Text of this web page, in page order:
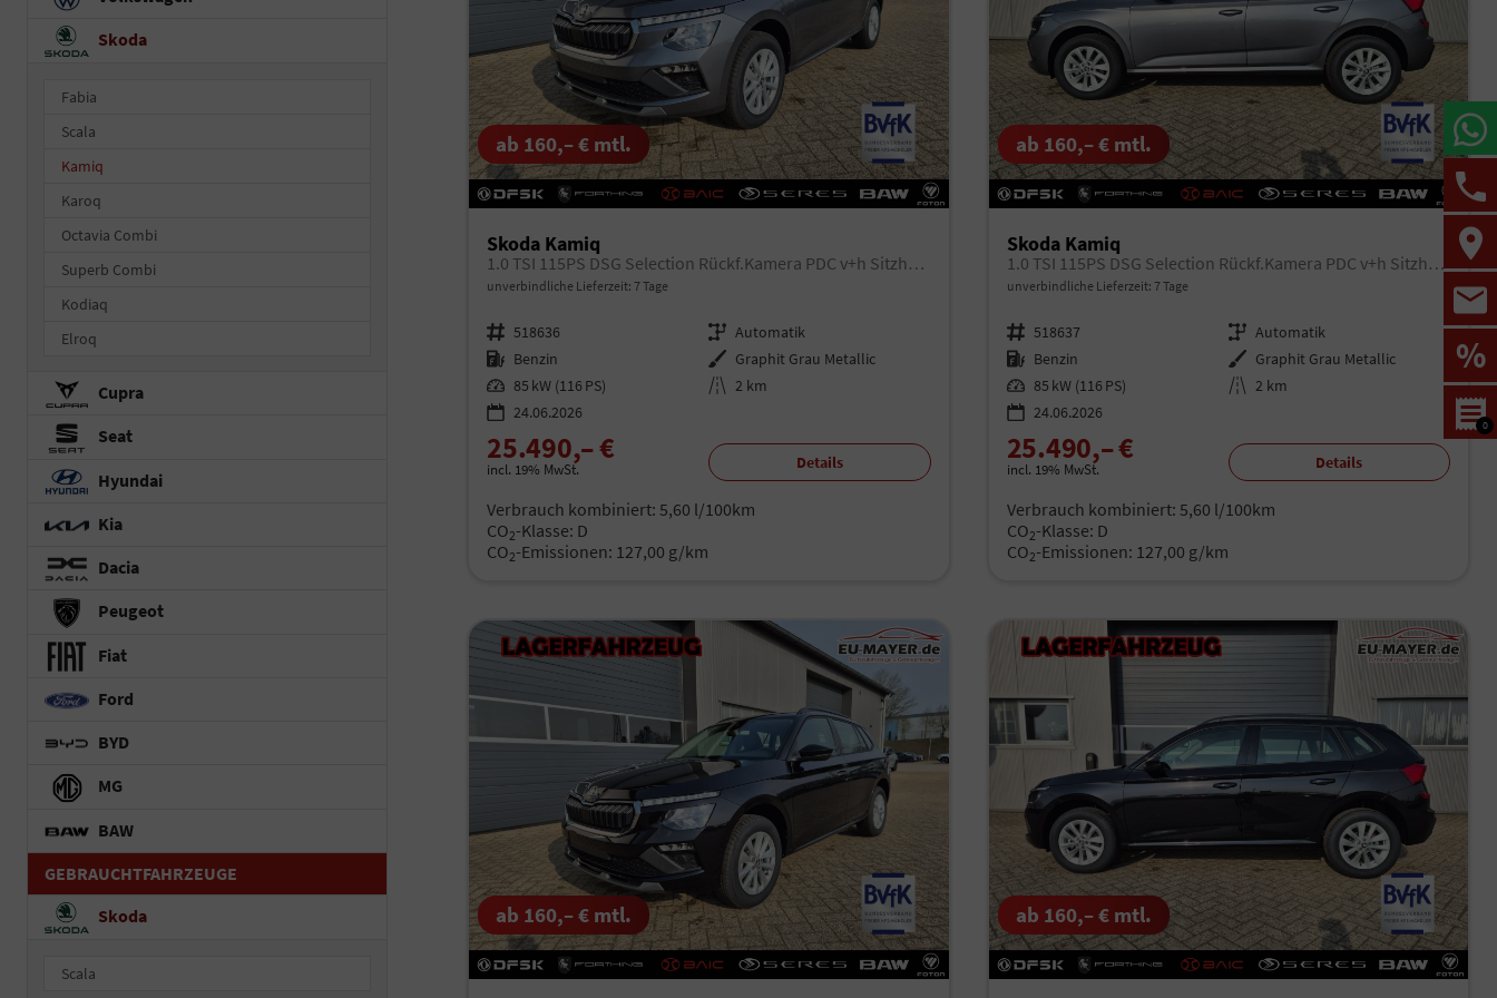
ab 160,– € mtl.
Skoda Kamiq
1.0 TSI 115PS DSG Selection Rückf.Kamera PDC v+h Sitzheizung Klimaautomatik Skoda-Radio Apple CarPlay + Android Auto Tempomat Garantieverlängerung 16"LM
unverbindliche Lieferzeit:7 Tage
Fahrzeugnr. 518636 Getriebe Automatik
Kraftstoff Benzin Außenfarbe Graphit Grau Metallic
Leistung 85 kW (116 PS) Kilometerstand 2 km
24.06.2026
25.490,– €
incl. 19% MwSt. Details
Verbrauch kombiniert: 5,60 l/100km
CO2-Klasse: D
CO2-Emissionen: 127,00 g/km
ab 160,– € mtl.
Skoda Kamiq
1.0 TSI 115PS DSG Selection Rückf.Kamera PDC v+h Sitzheizung Klimaautomatik Skoda-Radio Apple CarPlay + Android Auto Tempomat Garantieverlängerung 16"LM
unverbindliche Lieferzeit: 7 Tage
Fahrzeugnr. 518637 Getriebe Automatik
Kraftstoff Benzin Außenfarbe Graphit Grau Metallic
Leistung 85 kW (116 PS) Kilometerstand 2 km
24.06.2026
25.490,– €
incl. 19% MwSt. Details
Verbrauch kombiniert: 5,60 l/100km
CO2-Klasse: D
CO2-Emissionen: 127,00 g/km
ab 160,– € mtl. ab 160,– € mtl.
Skoda
Fabia
Scala
Kamiq
Karoq
Octavia Combi
Superb Combi
Kodiaq
Elroq
Cupra
Seat
Hyundai
Kia
Dacia
Peugeot
Fiat
Ford
BYD
MG
BAW
GEBRAUCHTFAHRZEUGE
Skoda
Scala
%
0